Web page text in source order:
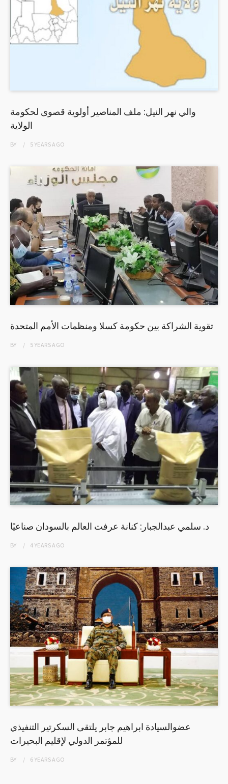
والي نهر النيل: ملف المناصير أولوية قصوى لحكومة
الولاية
BY 5 YEARSAGO
تقوية الشراكة بين حكومة كسلا ومنظمات الأمم المتحدة
BY 5 YEARSAGO
د. سلمي عبدالجبار: كنانة عرفت العالم بالسودان صناعيًا
BY 4 YEARSAGO
عضوالسيادة ابراهيم جابر يلتقى السكرتير التنفيذي
للمؤتمر الدولي لإقليم البحيرات
BY 6 YEARSAGO